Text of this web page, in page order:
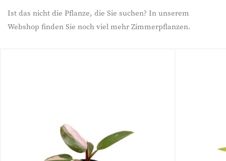
Ist das nicht die Pflanze, die Sie suchen? In unserem
Webshop finden Sie noch viel mehr Zimmerpflanzen.